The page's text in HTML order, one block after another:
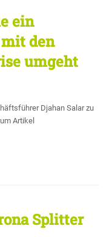
ein
den
umgeht
Djahan Salar zu
Artikel
Splitter